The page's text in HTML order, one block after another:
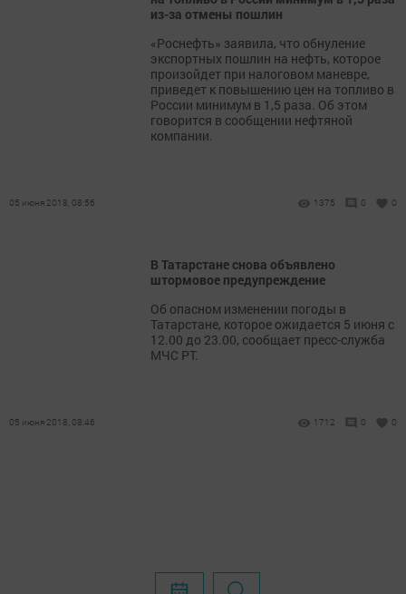
из-за отмены пошлин
«Роснефть» заявила, что обнуление
экспортных пошлин на нефть, которое
произойдет при налоговом маневре,
приведет к повышению цен на топливо в
России минимум в 1,5 раза. Об этом
говорится в сообщении нефтяной
компании.
05 июня 2018, 08:56 1375 0 0
В Татарстане снова объявлено
штормовое предупреждение
Об опасном изменении погоды в
Татарстане, которое ожидается 5 июня с
12.00 до 23.00, сообщает пресс-служба
МЧС РТ.
05 июня 2018, 08:46 1712 0 0